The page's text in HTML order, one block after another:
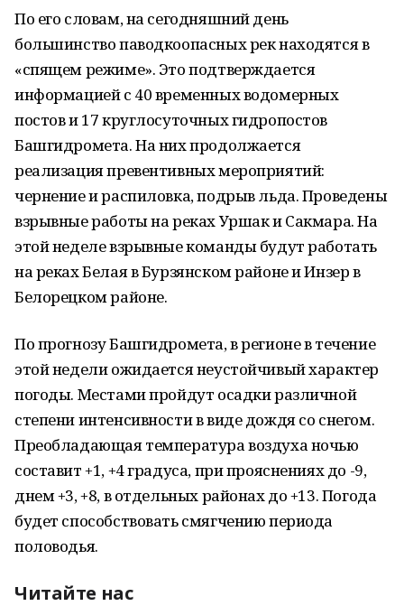
По его словам, на сегодняшний день
большинство паводкоопасных рек находятся в
«спящем режиме». Это подтверждается
информацией с 40 временных водомерных
постов и 17 круглосуточных гидропостов
Башгидромета. На них продолжается
реализация превентивных мероприятий:
чернение и распиловка, подрыв льда. Проведены
взрывные работы на реках Уршак и Сакмара. На
этой неделе взрывные команды будут работать
на реках Белая в Бурзянском районе и Инзер в
Белорецком районе.
По прогнозу Башгидромета, в регионе в течение
этой недели ожидается неустойчивый характер
погоды. Местами пройдут осадки различной
степени интенсивности в виде дождя со снегом.
Преобладающая температура воздуха ночью
составит +1, +4 градуса, при прояснениях до -9,
днем +3, +8, в отдельных районах до +13. Погода
будет способствовать смягчению периода
половодья.
Читайте нас